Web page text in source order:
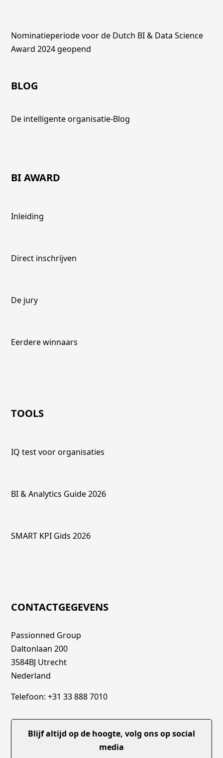
Nominatieperiode voor de Dutch BI & Data Science
Award 2024 geopend
BLOG
De intelligente organisatie-Blog
BI AWARD
Inleiding
Direct inschrijven
De jury
Eerdere winnaars
TOOLS
IQ test voor organisaties
BI & Analytics Guide 2026
SMART KPI Gids 2026
CONTACTGEGEVENS
Passionned Group
Daltonlaan 200
3584BJ Utrecht
Nederland
Telefoon: +31 33 888 7010
Blijf altijd op de hoogte, volg ons op social
media